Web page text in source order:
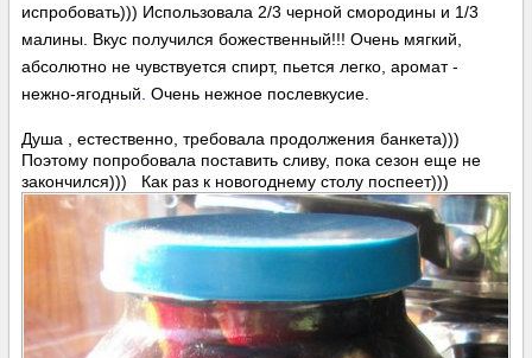
испробовать))) Использовала 2/3 черной смородины и 1/3
малины. Вкус получился божественный!!! Очень мягкий,
абсолютно не чувствуется спирт, пьется легко, аромат -
нежно-ягодный Очень нежное послевкусие.
Душа , естественно, требовала продолжения банкета)))
Поэтому попробовала поставить сливу, пока сезон еще не
закончился))) Как раз к новогоднему столу поспеет)))